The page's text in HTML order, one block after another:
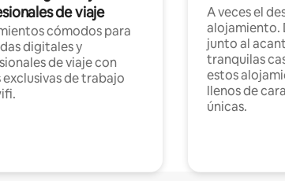
de viaje
cómodos para
digitales y
de viaje con
exclusivas de trabajo
A veces el
alojamiento.
junto al
tranquilas
estos
llenos de
únicas.